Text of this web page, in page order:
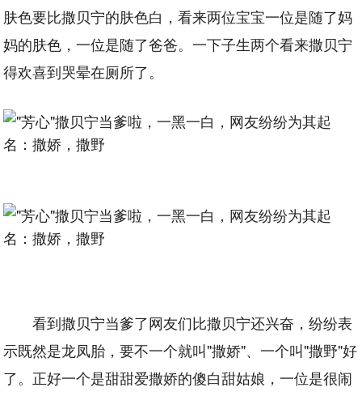
肤色要比撒贝宁的肤色白，看来两位宝宝一位是随了妈
妈的肤色，一位是随了爸爸。一下子生两个看来撒贝宁
得欢喜到哭晕在厕所了。
看到撒贝宁当爹了网友们比撒贝宁还兴奋，纷纷表
示既然是龙凤胎，要不一个就叫"撒娇"、一个叫"撒野"好
了。正好一个是甜甜爱撒娇的傻白甜姑娘，一位是很闹